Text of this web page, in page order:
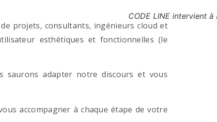
projets, consultants, ingénieurs cloud et
esthétiques et fonctionnelles (le
saurons adapter notre discours et vous
accompagner à chaque étape de votre
CODE LINE intervient